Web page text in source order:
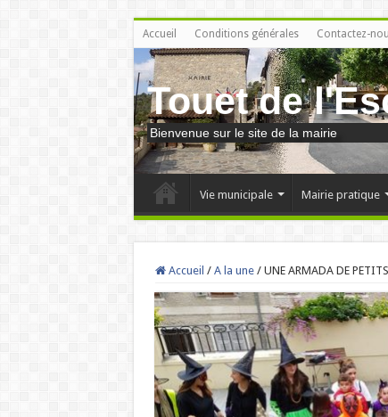
Accueil Conditions générales Contactez-
Touet de
Bienvenue sur le site de la mairie
Vie municipale Mairie pratique
Accueil / A la une / UNE ARMADA DE